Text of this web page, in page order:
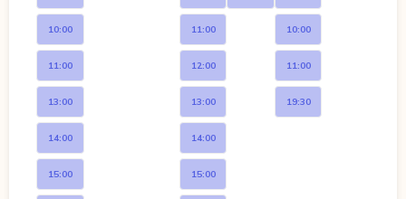
10:00
11:00
13:00
14:00
15:00
11:00
12:00
13:00
14:00
15:00
10:00
11:00
19:30